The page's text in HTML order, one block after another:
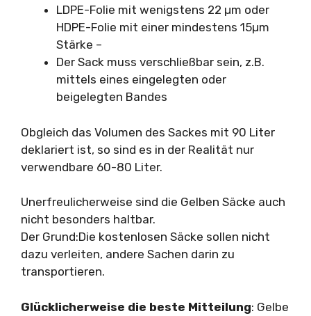
LDPE-Folie mit wenigstens 22 µm oder
HDPE-Folie mit einer mindestens 15µm
Stärke –
Der Sack muss verschließbar sein, z.B.
mittels eines eingelegten oder
beigelegten Bandes
Obgleich das Volumen des Sackes mit 90 Liter
deklariert ist, so sind es in der Realität nur
verwendbare 60-80 Liter.
Unerfreulicherweise sind die Gelben Säcke auch
nicht besonders haltbar.
Der Grund:Die kostenlosen Säcke sollen nicht
dazu verleiten, andere Sachen darin zu
transportieren.
Glücklicherweise die beste Mitteilung: Gelbe